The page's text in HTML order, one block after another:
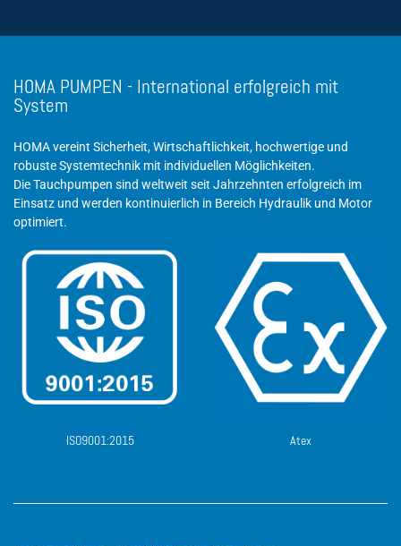
HOMA PUMPEN - International erfolgreich mit
System
HOMA vereint Sicherheit, Wirtschaftlichkeit, hochwertige und
robuste Systemtechnik mit individuellen Möglichkeiten.
Die Tauchpumpen sind weltweit seit Jahrzehnten erfolgreich im
Einsatz und werden kontinuierlich in Bereich Hydraulik und Motor
optimiert.
ISO9001:2015 Atex